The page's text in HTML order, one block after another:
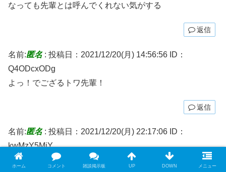
なっても先輩とは呼んでくれない気がする
返信
名前:匿名: 投稿日：2021/12/20(月) 14:56:56 ID：
Q4ODcxODg
よっ！でござるトワ先輩！
返信
名前:匿名: 投稿日：2021/12/20(月) 22:17:06 ID：
kwMzY5MjY
6期生の中で、先輩を雑に殴れそうなタイプのメンバーい
ホーム コメント 雑談掲示板 UP DOWN メニュー